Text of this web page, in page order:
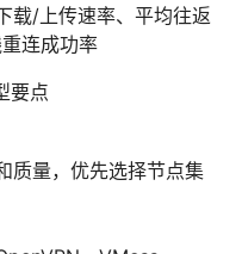
载/上传速率、平均往返
连成功率
要点
质量，优先选择节点集